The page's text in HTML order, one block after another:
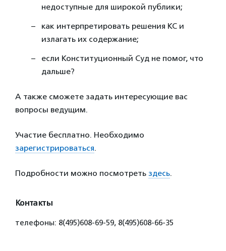
недоступные для широкой публики;
как интерпретировать решения КС и
излагать их содержание;
если Конституционный Суд не помог, что
дальше?
А также сможете задать интересующие вас
вопросы ведущим.
Участие бесплатно. Необходимо
зарегистрироваться.
Подробности можно посмотреть здесь.
Контакты
телефоны: 8(495)608-69-59, 8(495)608-66-35